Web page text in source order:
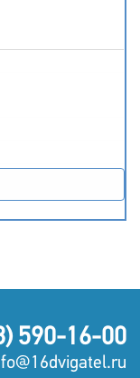
590-16-00